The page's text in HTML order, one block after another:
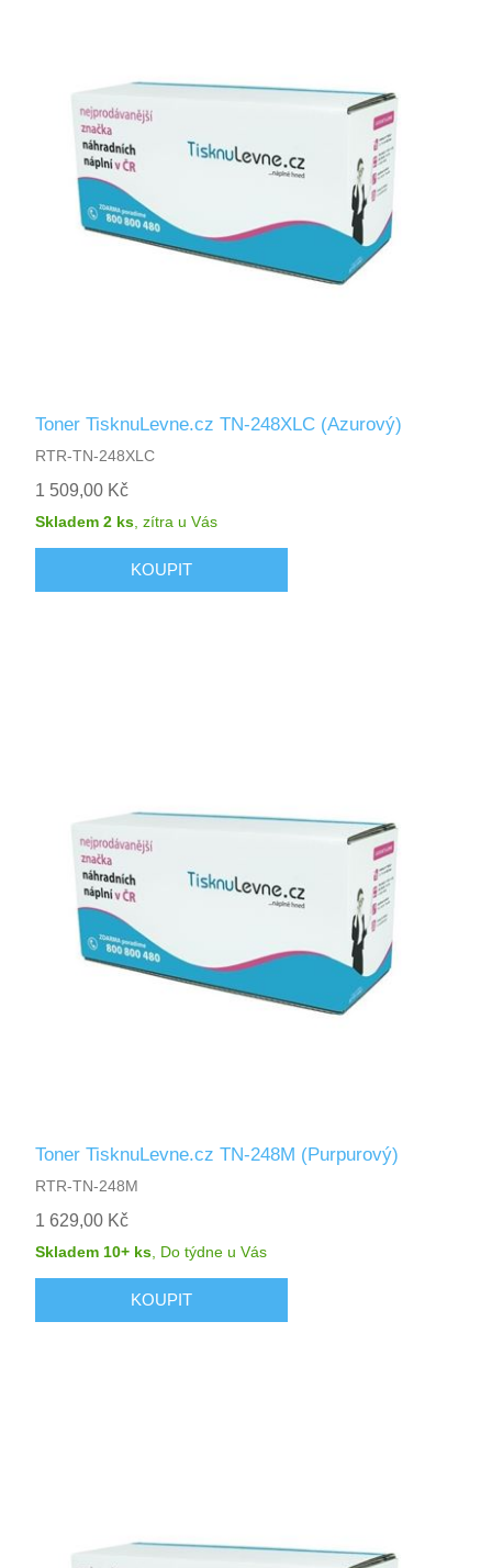
Toner TisknuLevne.cz TN-248XLC (Azurový)
RTR-TN-248XLC
1 509,00 Kč
Skladem 2 ks ,zítra u Vás
Toner TisknuLevne.cz TN-248M (Purpurový)
RTR-TN-248M
1 629,00 Kč
Skladem 10+ ks Do týdne u Vás